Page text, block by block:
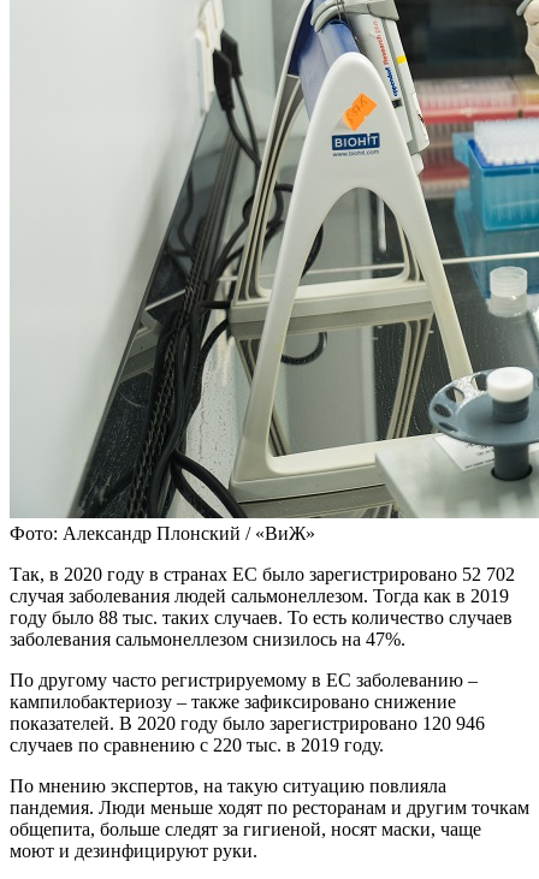
Фото: Александр Плонский / «ВиЖ»
Так, в 2020 году в странах ЕС было зарегистрировано 52 702
случая заболевания людей сальмонеллезом. Тогда как в 2019
году было 88 тыс. таких случаев. То есть количество случаев
заболевания сальмонеллезом снизилось на 47%.
По другому часто регистрируемому в ЕС заболеванию –
кампилобактериозу – также зафиксировано снижение
показателей. В 2020 году было зарегистрировано 120 946
случаев по сравнению с 220 тыс. в 2019 году.
По мнению экспертов, на такую ситуацию повлияла
пандемия. Люди меньше ходят по ресторанам и другим точкам
общепита, больше следят за гигиеной, носят маски, чаще
моют и дезинфицируют руки.